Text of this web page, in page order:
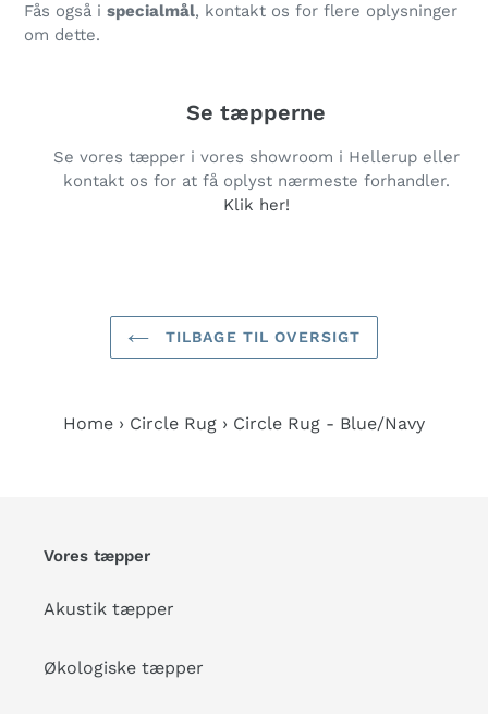
Fås også i specialmål, kontakt os for flere oplysninger
om dette.
Se tæpperne
Se vores tæpper i vores showroom i Hellerup eller
kontakt os for at få oplyst nærmeste forhandler.
Klik her!
TILBAGE TIL OVERSIGT
Home › Circle Rug › Circle Rug - Blue/Navy
Vores tæpper
Akustik tæpper
Økologiske tæpper